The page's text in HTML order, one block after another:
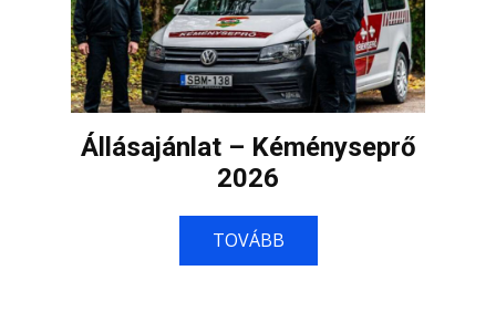
Állásajánlat – Kéményseprő
2026
TOVÁBB